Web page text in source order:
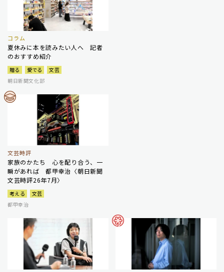
コラム
夏休みに本を読みたい人へ 記者
のおすすめ紹介
贈る 愛でる
文芸
朝日新聞文化部
文芸時評
家族のかたち 心を配り合う、一
瞬があれば 都甲幸治〈朝日新聞
文芸時評26年7月〉
考える
文芸
都甲幸治